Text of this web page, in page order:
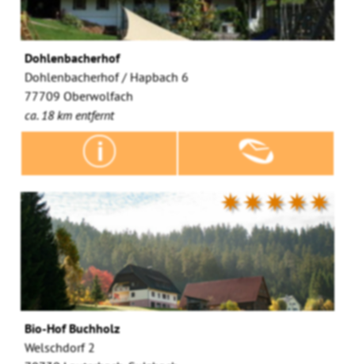
Dohlenbacherhof
Dohlenbacherhof / Hapbach 6
77709 Oberwolfach
ca. 18 km entfernt
✷✷✷✷✷
Bio-Hof Buchholz
Welschdorf 2